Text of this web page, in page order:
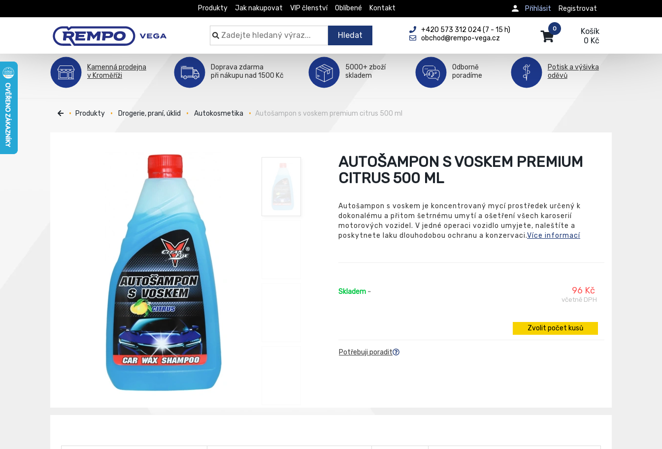
Produkty Jak nakupovat VIP členství Oblíbené Kontakt Registrovat
Přihlásit
Hledat
+420 573 312 024 (7 - 15 h)
obchod@rempo-vega.cz
Košík
0 Kč
0
Kamenná prodejna
v Kroměříži
Doprava zdarma
při nákupu nad 1500 Kč
5000+ zboží
skladem
Odborně
poradíme
Potisk a výšivka
oděvů
Produkty Drogerie, praní, úklid Autokosmetika Autošampon s voskem premium citrus 500 ml
AUTOŠAMPON S VOSKEM PREMIUM
CITRUS 500 ML
Autošampon s voskem je koncentrovaný mycí prostředek určený k
dokonalému a přitom šetrnému umytí a ošetření všech karoserií
motorových vozidel. V jedné operaci vozidlo umyjete, naleštíte a
poskytnete laku dlouhodobou ochranu a konzervaci.Více informací
Skladem - 96 Kč
včetně DPH
Zvolit počet kusů
Potřebuji poradit